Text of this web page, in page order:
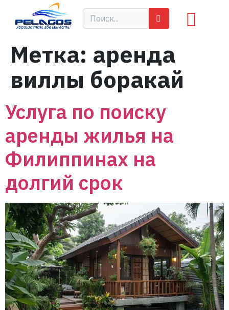
Метка: аренда
виллы боракай
Услуга по поиску
аренды жилья на
Филиппинах на
долгий срок